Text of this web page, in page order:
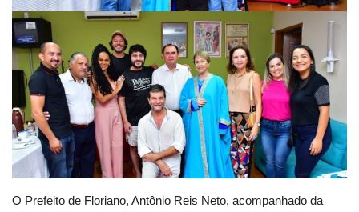
O Prefeito de Floriano, Antônio Reis Neto, acompanhado da